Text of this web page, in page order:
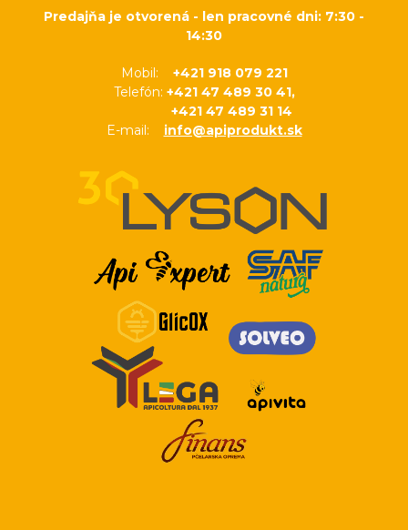
Predajňa je otvorená - len pracovné dni: 7:30 -
14:30
Mobil: +421 918 079 221
Telefón: +421 47 489 30 41,
+421 47 489 31 14
E-mail: info@apiprodukt.sk